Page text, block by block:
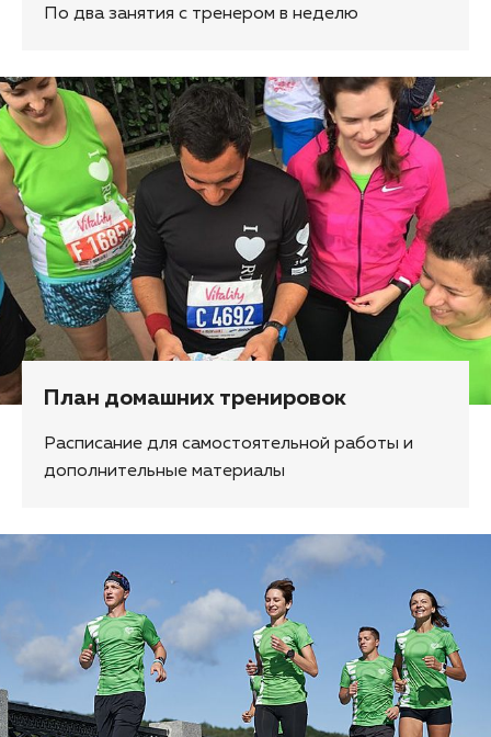
По два занятия с тренером в неделю
План домашних тренировок
Расписание для самостоятельной работы и
дополнительные материалы